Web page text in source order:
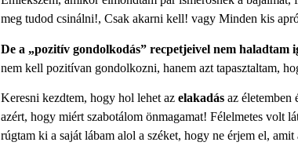
meg tudod csinálni!, Csak akarni kell! vagy Minden kis
De a „pozitív gondolkodás” recpetjeivel nem haladtam
nem kell pozitívan gondolkozni, hanem azt tapasztaltam,
Keresni kezdtem, hogy hol lehet az elakadás az életemben
azért, hogy miért szabotálom önmagamat! Félelmetes volt
rúgtam ki a saját lábam alol a széket, hogy ne érjem el, amit